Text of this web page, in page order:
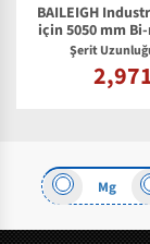
BAILEIGH
için 5050 mm
Testere
Şerit
Mg